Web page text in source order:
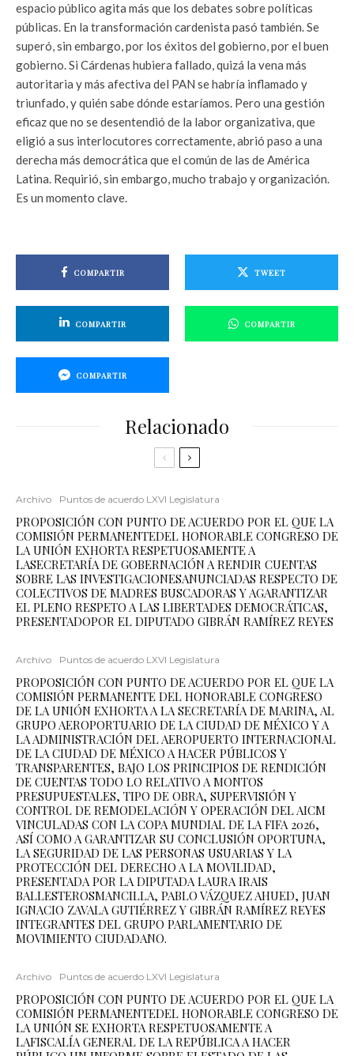
espacio público agita más que los debates sobre políticas
públicas. En la transformación cardenista pasó también. Se
superó, sin embargo, por los éxitos del gobierno, por el buen
gobierno. Si Cárdenas hubiera fallado, quizá la vena más
autoritaria y más afectiva del PAN se habría inflamado y
triunfado, y quién sabe dónde estaríamos. Pero una gestión
eficaz que no se desentendió de la labor organizativa, que
eligió a sus interlocutores correctamente, abrió paso a una
derecha más democrática que el común de las de América
Latina. Requirió, sin embargo, mucho trabajo y organización.
Es un momento clave.
COMPARTIR TWEET
COMPARTIR COMPARTIR
COMPARTIR
Relacionado
Archivo Puntos de acuerdo LXVI Legislatura
PROPOSICIÓN CON PUNTO DE ACUERDO POR EL QUE LA
COMISIÓN PERMANENTEDEL HONORABLE CONGRESO DE
LA UNIÓN EXHORTA RESPETUOSAMENTE A
LASECRETARÍA DE GOBERNACIÓN A RENDIR CUENTAS
SOBRE LAS INVESTIGACIONESANUNCIADAS RESPECTO DE
COLECTIVOS DE MADRES BUSCADORAS Y AGARANTIZAR
EL PLENO RESPETO A LAS LIBERTADES DEMOCRÁTICAS,
PRESENTADOPOR EL DIPUTADO GIBRÁN RAMÍREZ REYES
Archivo Puntos de acuerdo LXVI Legislatura
PROPOSICIÓN CON PUNTO DE ACUERDO POR EL QUE LA
COMISIÓN PERMANENTE DEL HONORABLE CONGRESO
DE LA UNIÓN EXHORTA A LA SECRETARÍA DE MARINA, AL
GRUPO AEROPORTUARIO DE LA CIUDAD DE MÉXICO Y A
LA ADMINISTRACIÓN DEL AEROPUERTO INTERNACIONAL
DE LA CIUDAD DE MÉXICO A HACER PÚBLICOS Y
TRANSPARENTES, BAJO LOS PRINCIPIOS DE RENDICIÓN
DE CUENTAS TODO LO RELATIVO A MONTOS
PRESUPUESTALES, TIPO DE OBRA, SUPERVISIÓN Y
CONTROL DE REMODELACIÓN Y OPERACIÓN DEL AICM
VINCULADAS CON LA COPA MUNDIAL DE LA FIFA 2026,
ASÍ COMO A GARANTIZAR SU CONCLUSIÓN OPORTUNA,
LA SEGURIDAD DE LAS PERSONAS USUARIAS Y LA
PROTECCIÓN DEL DERECHO A LA MOVILIDAD,
PRESENTADA POR LA DIPUTADA LAURA IRAIS
BALLESTEROSMANCILLA, PABLO VÁZQUEZ AHUED, JUAN
IGNACIO ZAVALA GUTIÉRREZ Y GIBRÁN RAMÍREZ REYES
INTEGRANTES DEL GRUPO PARLAMENTARIO DE
MOVIMIENTO CIUDADANO.
Archivo Puntos de acuerdo LXVI Legislatura
PROPOSICIÓN CON PUNTO DE ACUERDO POR EL QUE LA
COMISIÓN PERMANENTEDEL HONORABLE CONGRESO DE
LA UNIÓN SE EXHORTA RESPETUOSAMENTE A
LAFISCALÍA GENERAL DE LA REPÚBLICA A HACER